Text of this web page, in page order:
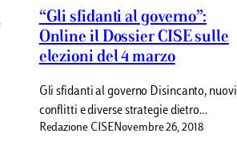
“Gli sfidanti al governo”:
Online il Dossier CISE sulle
elezioni del 4 marzo
Gli sfidanti al governo Disincanto, nuovi
conflitti e diverse strategie dietro…
Redazione CISENovembre 26, 2018